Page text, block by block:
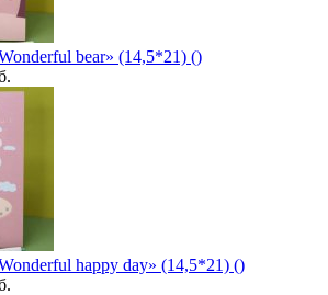
bear» (14,5*21) ()
happy day» (14,5*21) ()